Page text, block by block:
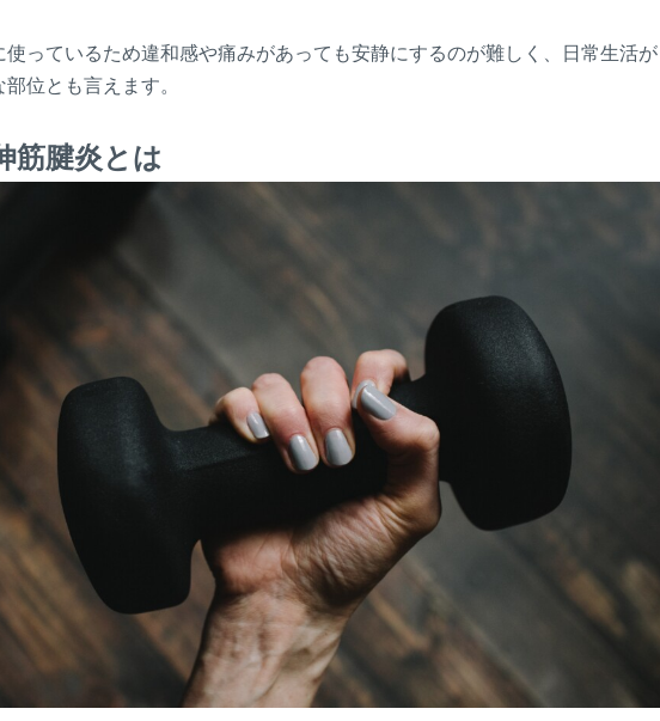
使っているため違和感や痛みがあっても安静にするのが難しく、日常生活が
位とも言えます。
筋腱炎とは